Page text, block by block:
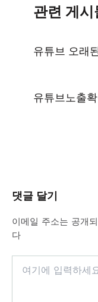
관련 게시
유튜브 오래
유튜브노출
댓글 달기
이메일 주소는 공개
다